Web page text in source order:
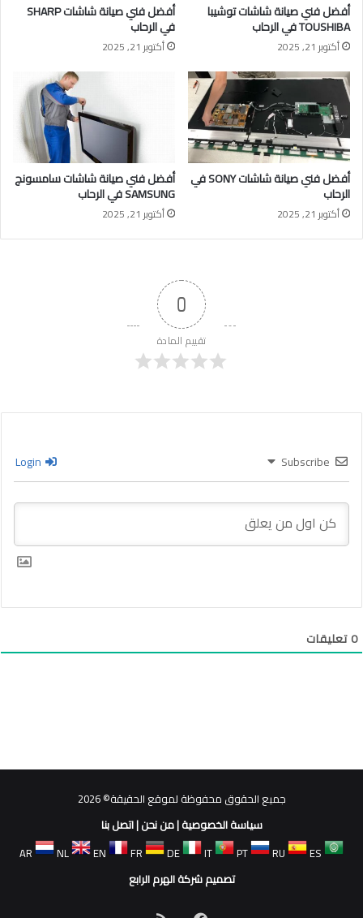
أفضل فني صيانة شاشات توشيبا
TOUSHIBA في الرحاب
أكتوبر 21, 2025
أفضل فني صيانة شاشات SHARP
في الرحاب
أكتوبر 21, 2025
أفضل فني صيانة شاشات SONY في
الرحاب
أكتوبر 21, 2025
أفضل فني صيانة شاشات سامسونج
SAMSUNG في الرحاب
أكتوبر 21, 2025
0
تقييم المادة
Subscribe
0تعليقات
جميع الحقوق محفوظة لموقع الحقيقة© 2026
سياسة الخصوصية|من نحن|اتصل بنا
AR
NL EN FR DE IT PT RU
ES
تصميم شركة الهرم الرابع